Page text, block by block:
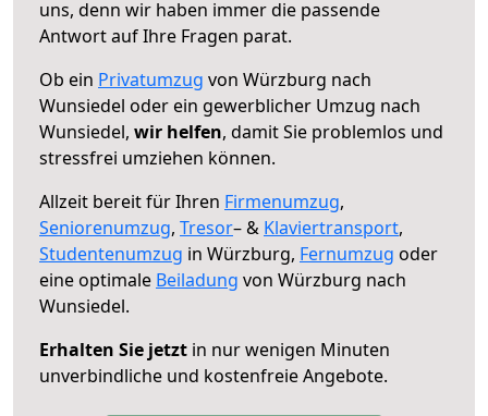
uns, denn wir haben immer die passende
Antwort auf Ihre Fragen parat.
Ob ein Privatumzug von Würzburg nach
Wunsiedel oder ein gewerblicher Umzug nach
Wunsiedel, wir helfen, damit Sie problemlos und
stressfrei umziehen können.
Allzeit bereit für Ihren Firmenumzug,
Seniorenumzug, Tresor– & Klaviertransport,
Studentenumzug in Würzburg, Fernumzug oder
eine optimale Beiladung von Würzburg nach
Wunsiedel.
Erhalten Sie jetzt in nur wenigen Minuten
unverbindliche und kostenfreie Angebote.